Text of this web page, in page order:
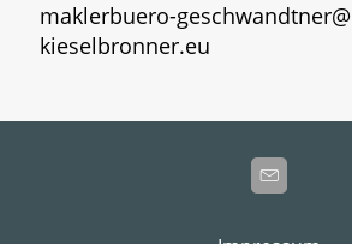
maklerbuero-geschwandtner@
kieselbronner.eu